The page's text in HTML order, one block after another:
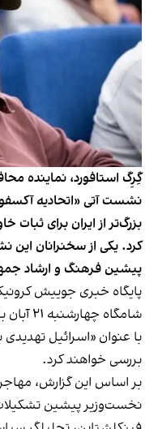
گِرِگ استافورد، نماینده
نشست آتی «اتحادیه
بزرگ‌تر از ایران برای ثبات
کرد. یکی از سخنرانان این
پیشین فرهنگ و ارشاد
پایگاه خبری جوییش
شامگاه
با عنوان «اسرائیل تهدیدی
بررسی خواهند کرد.
بر اساس این گزارش،
نخست‌وزیر پیشین